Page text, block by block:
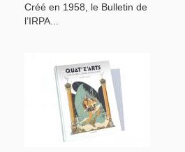
Créé en 1958, le Bulletin de
l’IRPA...